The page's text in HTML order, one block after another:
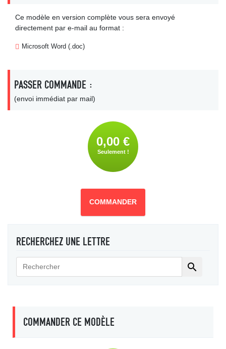
Ce modèle en version complète vous sera envoyé
directement par e-mail au format :
Microsoft Word (.doc)
PASSER COMMANDE :
(envoi immédiat par mail)
0,00 €
Seulement !
COMMANDER
RECHERCHEZ UNE LETTRE

COMMANDER CE MODÈLE